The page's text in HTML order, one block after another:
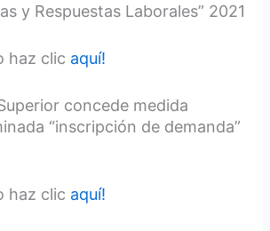
y Respuestas Laborales” 2021
haz clic aquí!
concede medida
“inscripción de demanda”
haz clic aquí!